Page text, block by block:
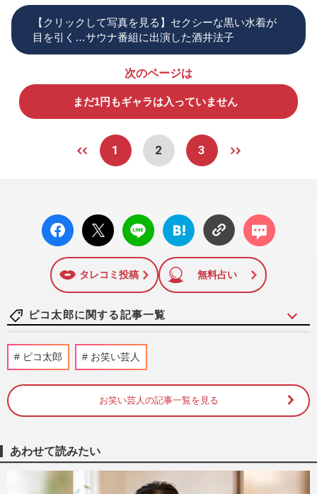
【クリックして写真を見る】セクシーな黒い水着が
目を引く…サウナ番組に出演した酒井法子
次のページは
まだ1円もギャラは入っていません
1 2 3
facebo
ok い
X ポス
ト
LINE
はてな
ブック
に追加
コメン
ト
タレコミ投稿 無料占い
ピコ太郎に関する記事一覧
古坂大魔王を襲った「激痛で靴が履けな
い」痛風の恐怖、身体のケアを後回しにし
週刊女性2026年2月10日号 2026/2/1
ウケたのか、渡辺直美にゆりやんら海外進
出芸人のコミュ力について…
週刊女性2023年8月1日号
ピコ太郎 お笑い芸人
お笑い芸人の記事一覧を見る
あわせて読みたい